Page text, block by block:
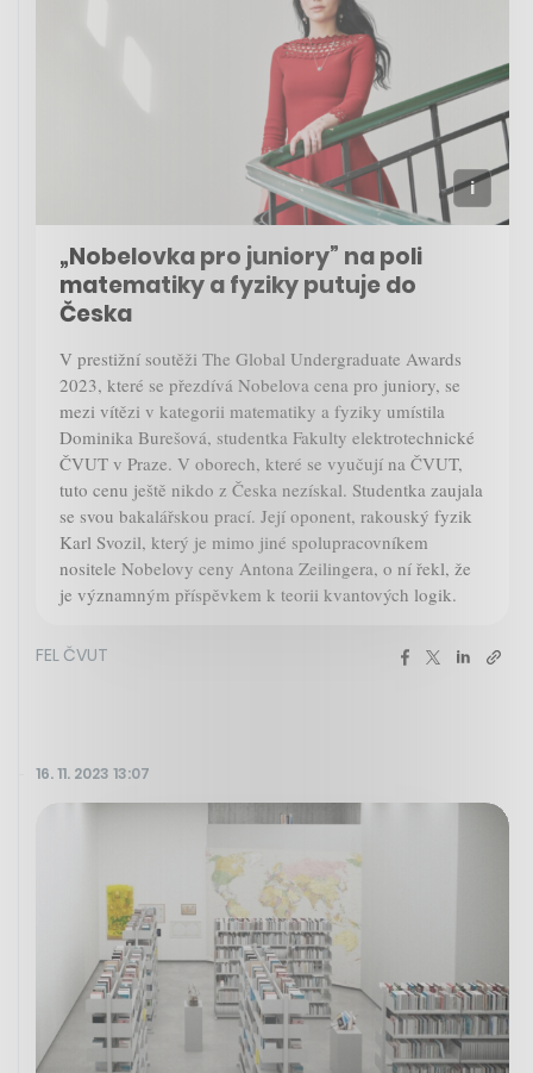
„Nobelovka pro juniory” na poli
matematiky a fyziky putuje do
Česka
V prestižní soutěži The Global Undergraduate Awards
2023, které se přezdívá Nobelova cena pro juniory, se
mezi vítězi v kategorii matematiky a fyziky umístila
Dominika Burešová, studentka Fakulty elektrotechnické
ČVUT v Praze. V oborech, které se vyučují na ČVUT,
tuto cenu ještě nikdo z Česka nezískal. Studentka zaujala
se svou bakalářskou prací. Její oponent, rakouský fyzik
Karl Svozil, který je mimo jiné spolupracovníkem
nositele Nobelovy ceny Antona Zeilingera, o ní řekl, že
je významným příspěvkem k teorii kvantových logik.
FEL ČVUT
16. 11. 2023 13:07